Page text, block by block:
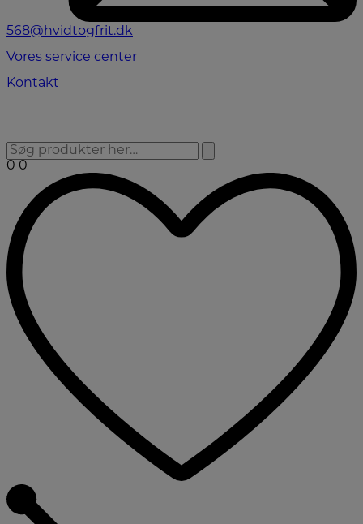
568@hvidtogfrit.dk
Vores service center
Kontakt
0 0